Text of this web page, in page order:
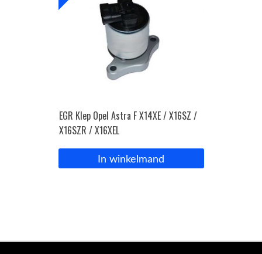
EGR Klep Opel Astra F X14XE / X16SZ /
X16SZR / X16XEL
In winkelmand